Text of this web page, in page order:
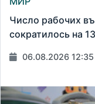
Число рабочих
сократилось на
06.08.2026 12:35